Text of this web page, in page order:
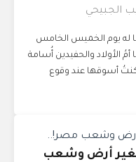
الجبيحي
له يوم الخميس الخامس
الأولاد والحفيدين أُسامة
كنتُ أسوقها عند وقوع
أرض وشعب